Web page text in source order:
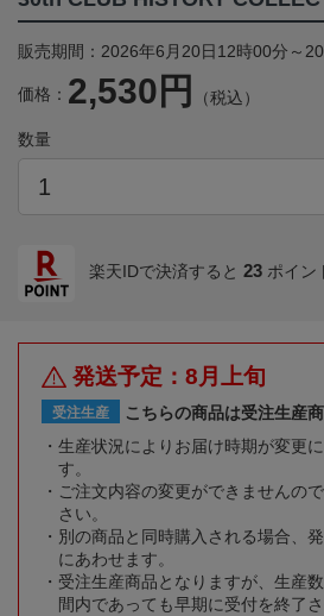
販売期間：2026年6月20日12時00分～
価格： 2,530円 （税込）
数量
楽天IDで決済すると 23 ポイン
発送予定：8月上旬
受注生産
こちらの商品は受注生産商
生産状況によりお届け時期が変更
す。
ご注文内容の変更ができませんの
さい。
別の商品と同時購入される場合、
にあわせます。
受注生産商品となりますが、生産
間内であっても早期に受付を終了